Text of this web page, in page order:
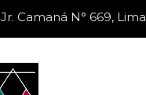
Jr. Camaná N° 669, Lima